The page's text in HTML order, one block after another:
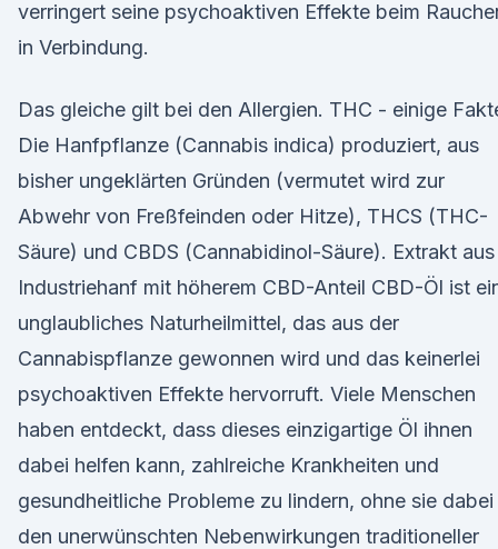
verringert seine psychoaktiven Effekte beim
in Verbindung.
Das gleiche gilt bei den Allergien. THC - einige
Die Hanfpflanze (Cannabis indica) produziert, aus
bisher ungeklärten Gründen (vermutet wird zur
Abwehr von Freßfeinden oder Hitze), THCS (THC-
Säure) und CBDS (Cannabidinol-Säure). Extrakt aus
Industriehanf mit höherem CBD-Anteil CBD-Öl ist
unglaubliches Naturheilmittel, das aus der
Cannabispflanze gewonnen wird und das keinerlei
psychoaktiven Effekte hervorruft. Viele Menschen
haben entdeckt, dass dieses einzigartige Öl ihnen
dabei helfen kann, zahlreiche Krankheiten und
gesundheitliche Probleme zu lindern, ohne sie dabei
den unerwünschten Nebenwirkungen traditioneller